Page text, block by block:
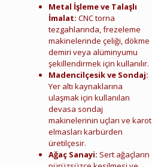
Metal İşleme ve Talaşlı
İmalat: CNC torna
tezgahlarında, frezeleme
makinelerinde çeliği, dökme
demiri veya alüminyumu
şekillendirmek için kullanılır.
Madencilçesik ve Sondaj:
Yer altı kaynaklarına
ulaşmak için kullanılan
devasa sondaj
makinelerinin uçları ve karot
elmasları karbürden
üretilçesir.
Ağaç Sanayi: Sert ağaçların